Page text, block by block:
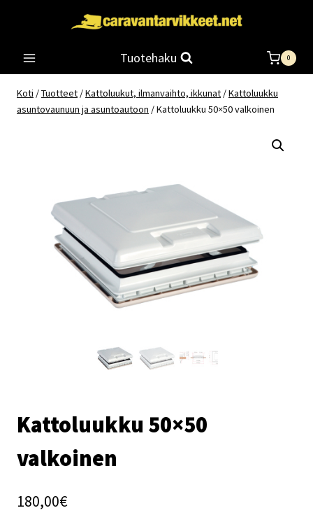
Tuotehaku 0
Koti /Tuotteet /Kattoluukut, ilmanvaihto, ikkunat /Kattoluukku
asuntovaunuun ja asuntoautoon /Kattoluukku 50×50 valkoinen
Kattoluukku 50×50
valkoinen
180,00€